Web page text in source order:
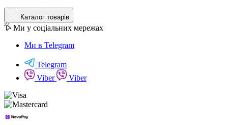
Каталог товарів
Ми у соціальних мережах
Ми в Telegram
Telegram
Viber
Viber